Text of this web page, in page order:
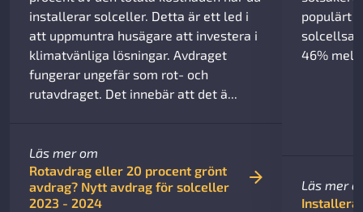
installerar solceller. Detta är ett led i
att uppmuntra husägare att investera i
klimatvänliga lösningar. Avdraget
fungerar ungefär som rot- och
rutavdraget. Det innebär att det ä...
Läs mer om
Rotavdrag eller 20 procent grönt
avdrag? Nytt avdrag för solceller
2023 - 2024
populärt
46%
Läs mer
Installera